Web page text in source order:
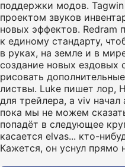
поддержки модов.
проектом звуков
новых эффектов. Redram
к единому стандарту,
в руках, на земле и в
создание новых ездовых
рисовать
листвы. Luke пишет лор,
для трейлера, а viv
пока мы не можем
попадёт в следующее
касается elvas... кто-
Кажется, он уснул прямо